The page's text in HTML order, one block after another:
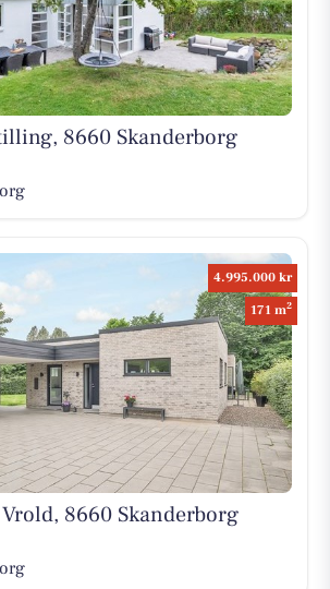
8660 Skanderborg
4.995.000 kr
171 m2
8660 Skanderborg